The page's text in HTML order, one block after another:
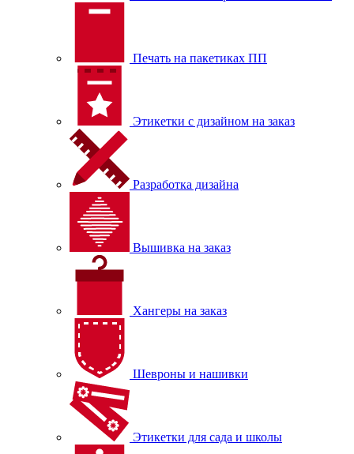
Печать на пакетиках ПП
Этикетки с дизайном на заказ
Разработка дизайна
Вышивка на заказ
Хангеры на заказ
Шевроны и нашивки
Этикетки для сада и школы